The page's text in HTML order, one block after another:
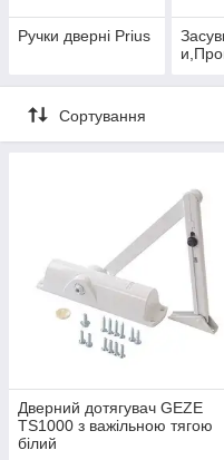
Ручки дверні Prius
Сортування
Дверний дотягувач GEZE
TS1000 з важільною тягою
білий